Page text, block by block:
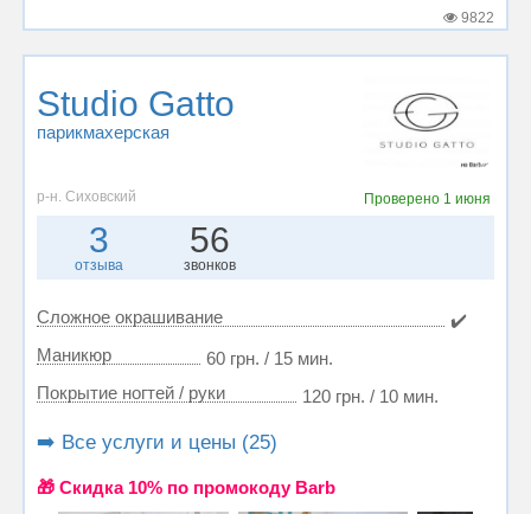
9822
Studio Gatto
парикмахерская
р-н. Сиховский Проверено 1 июня
3
отзыва
56
звонков
Сложное окрашивание
✔️
Маникюр
60 грн. / 15 мин.
Покрытие ногтей / руки
120 грн. / 10 мин.
➡️ Все услуги и цены (25)
🎁 Cкидка 10% по промокоду Barb